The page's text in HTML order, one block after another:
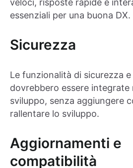
veloci, risposte rapide e
essenziali per una buona DX.
Sicurezza
Le funzionalità di sicurezza
dovrebbero essere integrate
sviluppo, senza aggiungere
rallentare lo sviluppo.
Aggiornamenti e
compatibilità